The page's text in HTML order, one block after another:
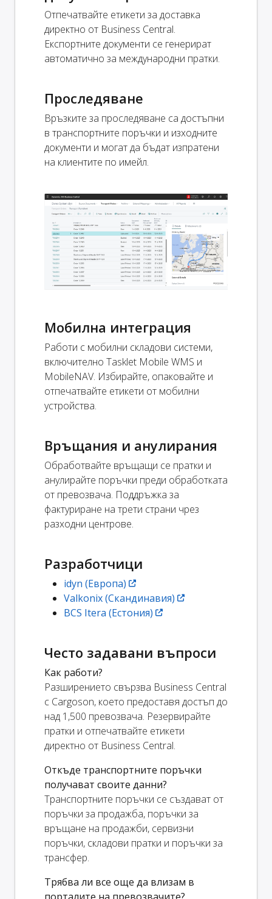
Отпечатвайте етикети за доставка
директно от Business Central.
Експортните документи се генерират
автоматично за международни пратки.
Проследяване
Връзките за проследяване са достъпни
в транспортните поръчки и изходните
документи и могат да бъдат изпратени
на клиентите по имейл.
Мобилна интеграция
Работи с мобилни складови системи,
включително Tasklet Mobile WMS и
MobileNAV. Избирайте, опаковайте и
отпечатвайте етикети от мобилни
устройства.
Връщания и анулирания
Обработвайте връщащи се пратки и
анулирайте поръчки преди обработката
от превозвача. Поддръжка за
фактуриране на трети страни чрез
разходни центрове.
Разработчици
idyn (Европа)
Valkonix (Скандинавия)
BCS Itera (Естония)
Често задавани въпроси
Как работи?
Разширението свързва Business Central
с Cargoson, което предоставя достъп до
над 1,500 превозвача. Резервирайте
пратки и отпечатвайте етикети
директно от Business Central.
Откъде транспортните поръчки
получават своите данни?
Транспортните поръчки се създават от
поръчки за продажба, поръчки за
връщане на продажби, сервизни
поръчки, складови пратки и поръчки за
трансфер.
Трябва ли все още да влизам в